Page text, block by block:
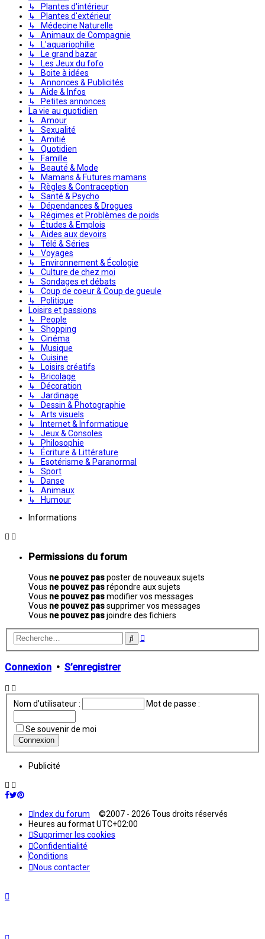
↳ Plantes d'intérieur
↳ Plantes d'extérieur
↳ Médecine Naturelle
↳ Animaux de Compagnie
↳ L'aquariophilie
↳ Le grand bazar
↳ Les Jeux du fofo
↳ Boite à idées
↳ Annonces & Publicités
↳ Aide & Infos
↳ Petites annonces
La vie au quotidien
↳ Amour
↳ Sexualité
↳ Amitié
↳ Quotidien
↳ Famille
↳ Beauté & Mode
↳ Mamans & Futures mamans
↳ Règles & Contraception
↳ Santé & Psycho
↳ Dépendances & Drogues
↳ Régimes et Problèmes de poids
↳ Études & Emplois
↳ Aides aux devoirs
↳ Télé & Séries
↳ Voyages
↳ Environnement & Écologie
↳ Culture de chez moi
↳ Sondages et débats
↳ Coup de coeur & Coup de gueule
↳ Politique
Loisirs et passions
↳ People
↳ Shopping
↳ Cinéma
↳ Musique
↳ Cuisine
↳ Loisirs créatifs
↳ Bricolage
↳ Décoration
↳ Jardinage
↳ Dessin & Photographie
↳ Arts visuels
↳ Internet & Informatique
↳ Jeux & Consoles
↳ Philosophie
↳ Écriture & Littérature
↳ Esotérisme & Paranormal
↳ Sport
↳ Danse
↳ Animaux
↳ Humour
Informations
Permissions du forum
Vous ne pouvez pasposter de nouveaux sujets
Vous ne pouvez pasrépondre aux sujets
Vous ne pouvez pasmodifier vos messages
Vous ne pouvez passupprimer vos messages
Vous ne pouvez pasjoindre des fichiers
Rechercher
Recherche
Connexion • S’enregistrer
Nom d’utilisateur : Mot de passe :
Se souvenir de moi
Publicité
Index du forum ©2007 - 2026 Tous droits réservés
Heures au formatUTC+02:00
Supprimer les cookies
Confidentialité
Conditions
Nous contacter